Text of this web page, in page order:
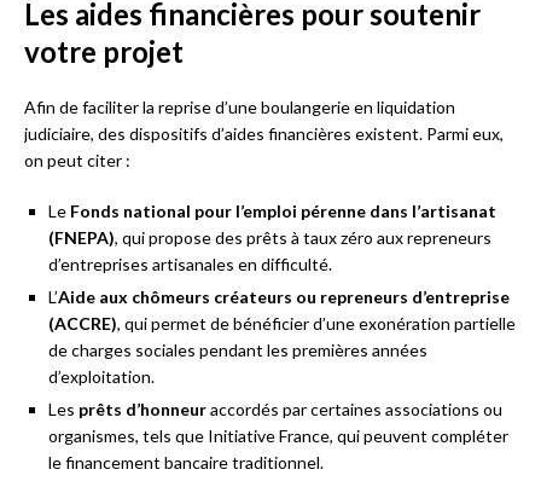
Les aides financières pour soutenir
votre projet
Afin de faciliter la reprise d’une boulangerie en liquidation
judiciaire, des dispositifs d’aides financières existent. Parmi eux,
on peut citer :
Le Fonds national pour l’emploi pérenne dans l’artisanat
(FNEPA), qui propose des prêts à taux zéro aux repreneurs
d’entreprises artisanales en difficulté.
L’Aide aux chômeurs créateurs ou repreneurs d’entreprise
(ACCRE), qui permet de bénéficier d’une exonération partielle
de charges sociales pendant les premières années
d’exploitation.
Les prêts d’honneuraccordés par certaines associations ou
organismes, tels que Initiative France, qui peuvent compléter
le financement bancaire traditionnel.